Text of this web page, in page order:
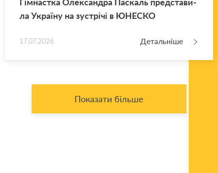
ла Укра­ї­ну на зу­стрі­чі в ЮНЕ­СКО
17.07.2026 Детальніше
Показати більше